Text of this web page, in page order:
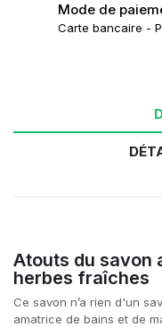
Mode de
Carte bancaire -
Atouts du savon
herbes fraîches
Ce savon n’a rien d'un
amatrice de bains et de